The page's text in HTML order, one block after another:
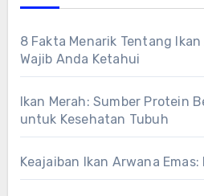
8 Fakta Menarik Tentang
Wajib Anda Ketahui
Ikan Merah: Sumber Protein
untuk Kesehatan Tubuh
Keajaiban Ikan Arwana